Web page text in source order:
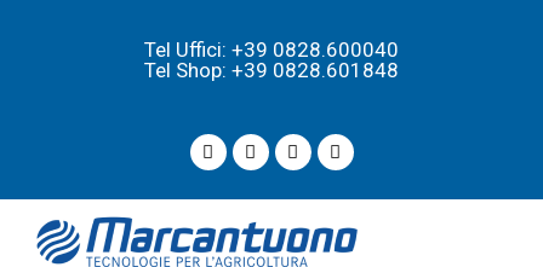
Tel Uffici: +39 0828.600040
Tel Shop: +39 0828.601848